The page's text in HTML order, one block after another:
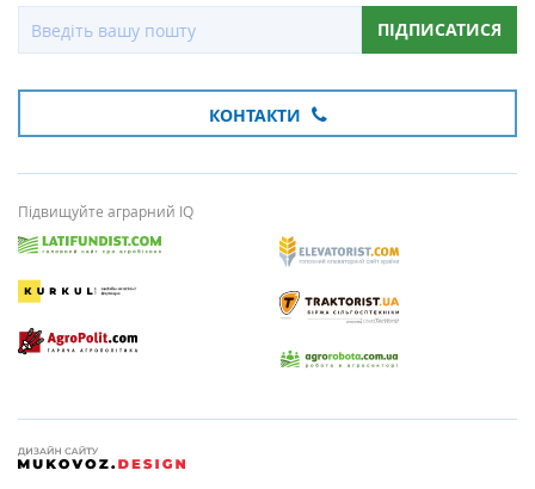
ПІДПИСАТИСЯ
КОНТАКТИ
Підвищуйте аграрний IQ